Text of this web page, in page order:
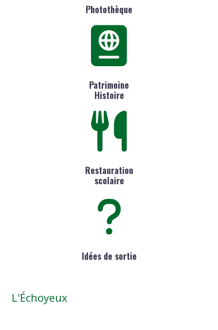
Photothèque
Patrimoine
Histoire
Restauration
scolaire
Idées de sortie
L'Échoyeux